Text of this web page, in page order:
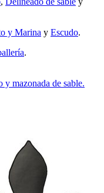
y Marina y Escudo.
.